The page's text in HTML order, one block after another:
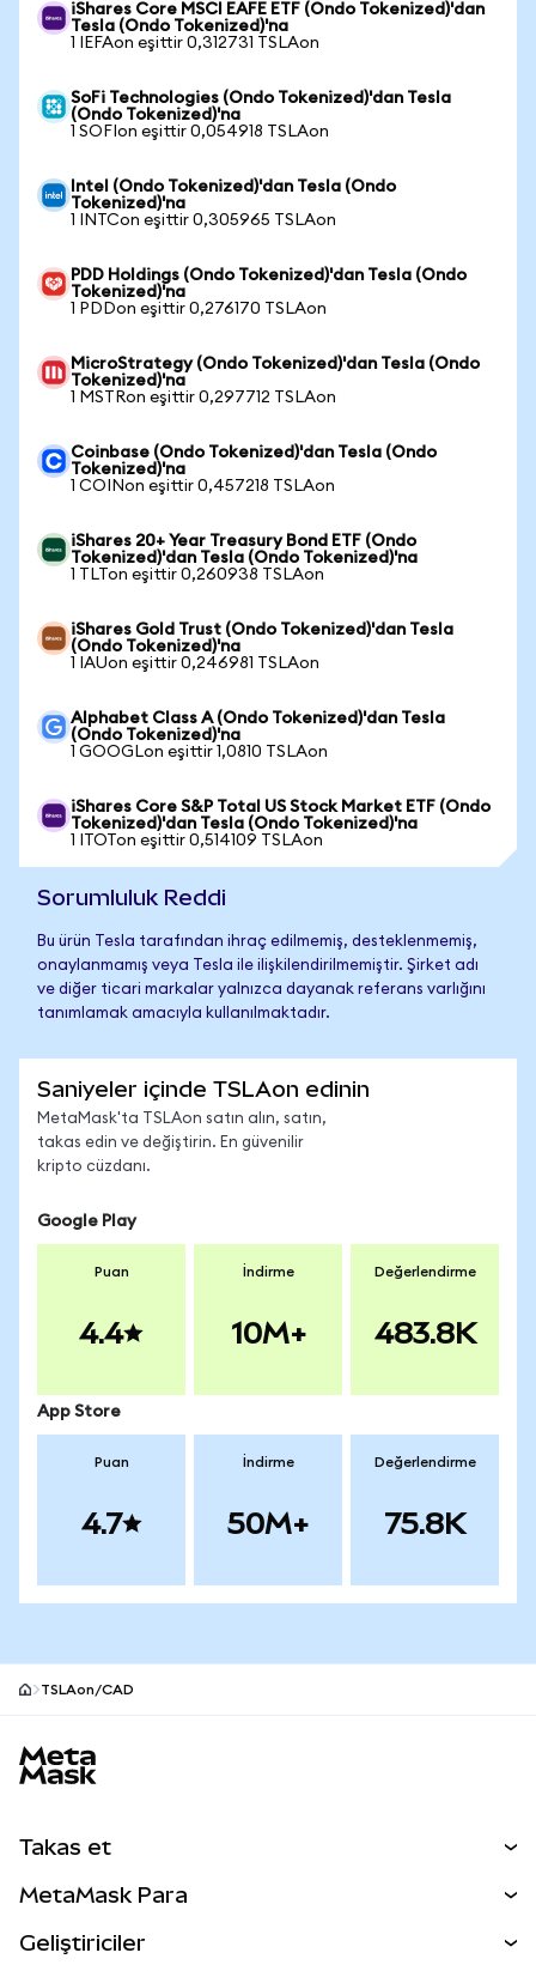
iShares Core MSCI EAFE ETF (Ondo Tokenized)'dan
Tesla (Ondo Tokenized)'na
1 IEFAon eşittir 0,312731 TSLAon
SoFi Technologies (Ondo Tokenized)'dan Tesla
(Ondo Tokenized)'na
1 SOFIon eşittir 0,054918 TSLAon
Intel (Ondo Tokenized)'dan Tesla (Ondo
Tokenized)'na
1 INTCon eşittir 0,305965 TSLAon
PDD Holdings (Ondo Tokenized)'dan Tesla (Ondo
Tokenized)'na
1 PDDon eşittir 0,276170 TSLAon
MicroStrategy (Ondo Tokenized)'dan Tesla (Ondo
Tokenized)'na
1 MSTRon eşittir 0,297712 TSLAon
Coinbase (Ondo Tokenized)'dan Tesla (Ondo
Tokenized)'na
1 COINon eşittir 0,457218 TSLAon
iShares 20+ Year Treasury Bond ETF (Ondo
Tokenized)'dan Tesla (Ondo Tokenized)'na
1 TLTon eşittir 0,260938 TSLAon
iShares Gold Trust (Ondo Tokenized)'dan Tesla
(Ondo Tokenized)'na
1 IAUon eşittir 0,246981 TSLAon
Alphabet Class A (Ondo Tokenized)'dan Tesla
(Ondo Tokenized)'na
1 GOOGLon eşittir 1,0810 TSLAon
iShares Core S&P Total US Stock Market ETF (Ondo
Tokenized)'dan Tesla (Ondo Tokenized)'na
1 ITOTon eşittir 0,514109 TSLAon
Sorumluluk Reddi
Bu ürün Tesla tarafından ihraç edilmemiş, desteklenmemiş,
onaylanmamış veya Tesla ile ilişkilendirilmemiştir. Şirket adı
ve diğer ticari markalar yalnızca dayanak referans varlığını
tanımlamak amacıyla kullanılmaktadır.
Saniyeler içinde TSLAon edinin
MetaMask'ta TSLAon satın alın, satın,
takas edin ve değiştirin. En güvenilir
kripto cüzdanı.
Google Play
Puan
4.4
İndirme
10M+
Değerlendirme
483.8K
App Store
Puan
4.7
İndirme
50M+
Değerlendirme
75.8K
TSLAon/CAD
Takas et
Perps
MetaMask Para
Geliştiriciler